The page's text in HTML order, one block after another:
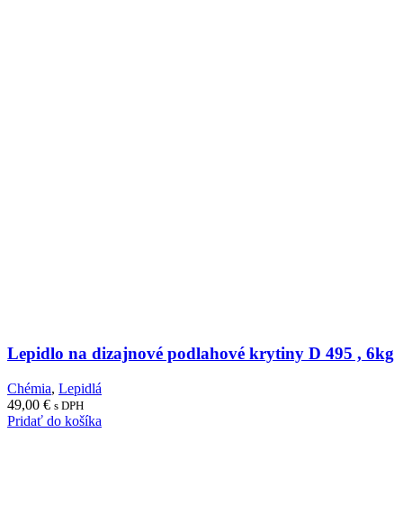
Lepidlo na dizajnové podlahové krytiny D 495 , 6kg
Chémia, Lepidlá
49,00 € s DPH
Pridať do košíka